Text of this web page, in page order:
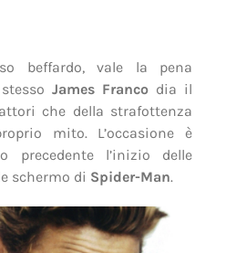
beffardo, vale la pena
stessoJames Franco dia il
che della strafottenza
mito. L’occasione è
precedente l’inizio delle
schermo di Spider-Man.